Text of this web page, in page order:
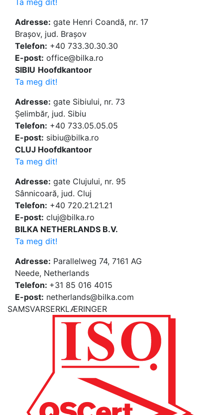
Ta meg dit!
Adresse: gate Henri Coandă, nr. 17
Brașov, jud. Brașov
Telefon: +40 733.30.30.30
E-post: office@bilka.ro
SIBIU Hoofdkantoor
Ta meg dit!
Adresse: gate Sibiului, nr. 73
Șelimbăr, jud. Sibiu
Telefon: +40 733.05.05.05
E-post: sibiu@bilka.ro
CLUJ Hoofdkantoor
Ta meg dit!
Adresse: gate Clujului, nr. 95
Sânnicoară, jud. Cluj
Telefon: +40 720.21.21.21
E-post: cluj@bilka.ro
BILKA NETHERLANDS B.V.
Ta meg dit!
Adresse: Parallelweg 74, 7161 AG
Neede, Netherlands
Telefon: +31 85 016 4015
E-post: netherlands@bilka.com
SAMSVARSERKLÆRINGER